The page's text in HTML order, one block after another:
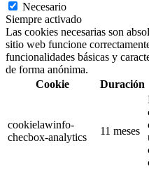
Necesario
Siempre activado
Las cookies necesarias son
sitio web funcione
funcionalidades básicas y
de forma anónima.
Cookie
Duración
cookielawinfo-
checbox-analytics
11 meses